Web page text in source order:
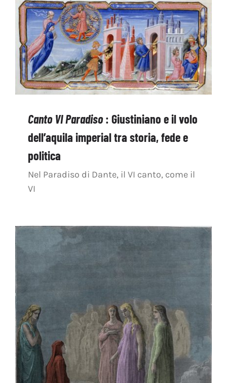
Canto VI Paradiso: Giustiniano e il volo
dell’aquila imperial tra storia, fede e
politica
Nel Paradiso di Dante, il VI canto, come il
VI